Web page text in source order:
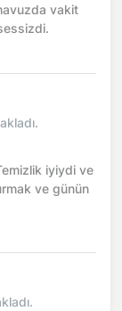
vakit
iyiydi ve
ve günün